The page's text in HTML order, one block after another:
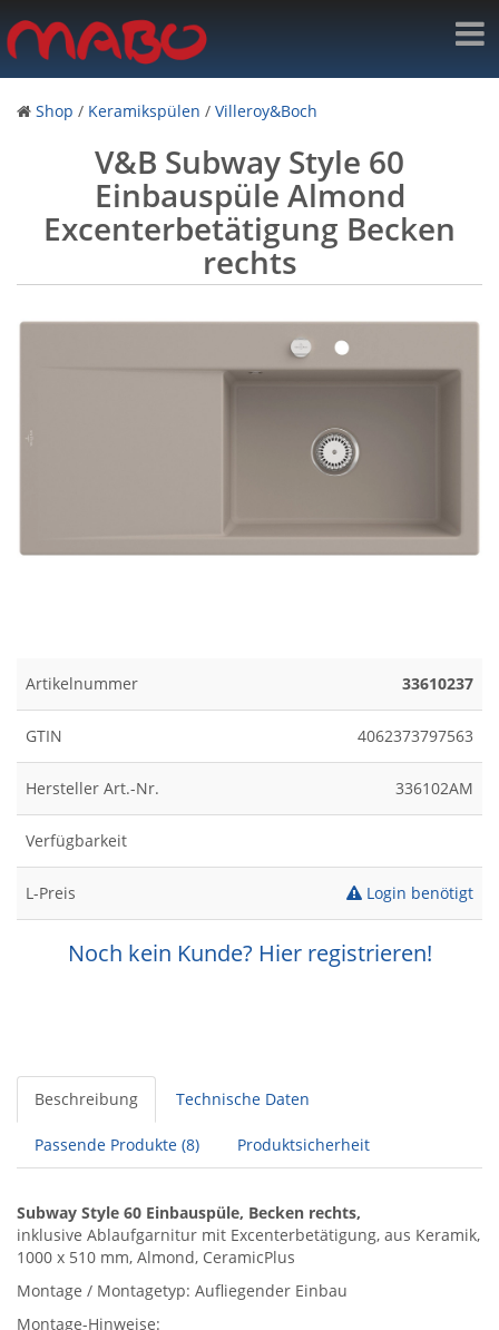
Shop / Keramikspülen / Villeroy&Boch
V&B Subway Style 60
Einbauspüle Almond
Excenterbetätigung Becken
rechts
Artikelnummer 33610237
GTIN 4062373797563
Hersteller Art.-Nr. 336102AM
Verfügbarkeit
L-Preis Login benötigt
Noch kein Kunde? Hier registrieren!
Beschreibung Technische Daten
Passende Produkte (8) Produktsicherheit
Subway Style 60 Einbauspüle, Becken rechts,
inklusive Ablaufgarnitur mit Excenterbetätigung, aus Keramik,
1000 x 510 mm, Almond, CeramicPlus
Montage / Montagetyp: Aufliegender Einbau
Montage-Hinweise: